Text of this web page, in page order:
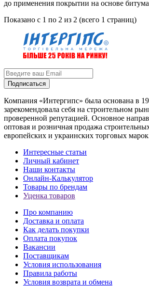
до применения покрытии на основе
Показано с 1 по 2 из 2 (всего 1 страниц)
Подписаться
Компания «Интергипс» была основана в
зарекомендовала себя на строительном
проверенной репутацией. Основное
оптовая и розничная продажа
европейских и украинских торговых
Интересные статьи
Личный кабинет
Наши контакты
Онлайн-Калькулятор
Товары по брендам
Уценка товаров
Про компанию
Доставка и оплата
Как делать покупки
Оплата покупок
Вакансии
Поставщикам
Условия использования
Правила работы
Условия возврата и обмена